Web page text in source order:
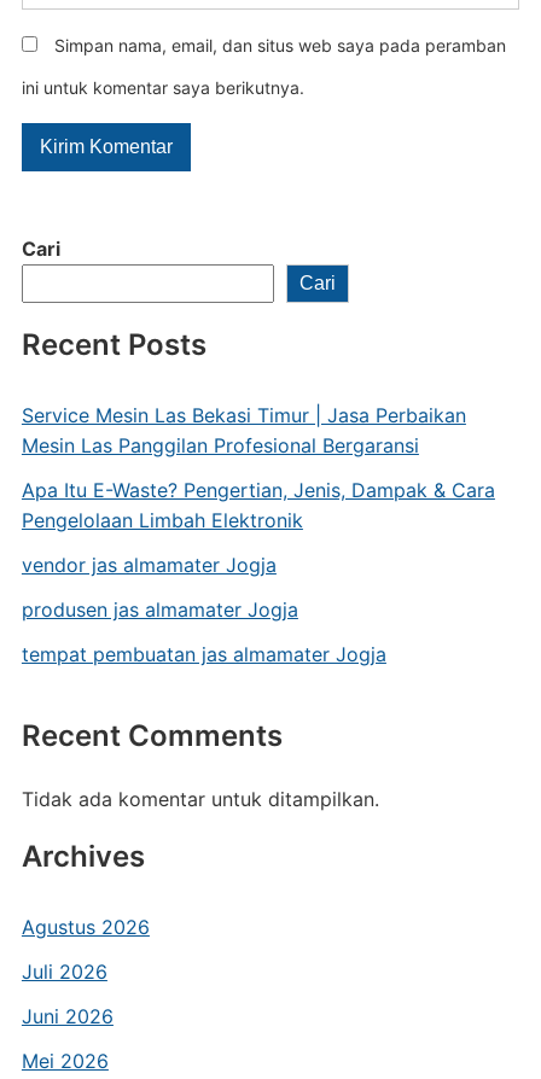
Cari
Cari
Recent Posts
Service Mesin Las Bekasi Timur | Jasa Perbaikan
Mesin Las Panggilan Profesional Bergaransi
Apa Itu E-Waste? Pengertian, Jenis, Dampak & Cara
Pengelolaan Limbah Elektronik
vendor jas almamater Jogja
produsen jas almamater Jogja
tempat pembuatan jas almamater Jogja
Recent Comments
Tidak ada komentar untuk ditampilkan.
Archives
Agustus 2026
Juli 2026
Juni 2026
Mei 2026
Simpan nama, email, dan situs web saya pada peramban
ini untuk komentar saya berikutnya.